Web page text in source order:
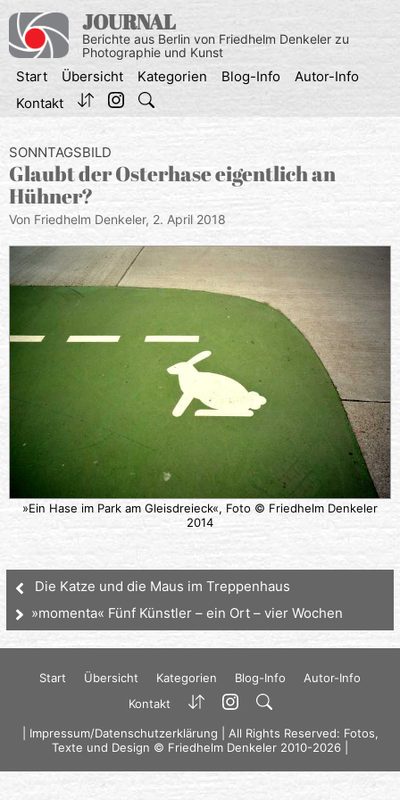
Inhalt
springen
JOURNAL
Berichte aus Berlin von Friedhelm Denkeler zu
Photographie und Kunst
Start Übersicht Kategorien Blog-Info
Autor-Info
Kontakt
SONNTAGSBILD
Glaubt der Osterhase eigentlich an
Hühner?
Von Friedhelm Denkeler, 2. April 2018
»Ein Hase im Park am Gleisdreieck«, Foto © Friedhelm Denkeler
2014
Die Katze und die Maus im Treppenhaus
»momenta« Fünf Künstler – ein Ort – vier Wochen
Start Übersicht Kategorien Blog-Info
Autor-Info
Kontakt
Impressum/Datenschutzerklärung | All Rights Reserved: Fotos,
Texte und Design © Friedhelm Denkeler 2010-2026 |